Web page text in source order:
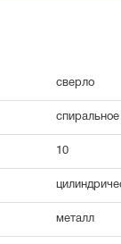
сверло
спиральное
10
металл